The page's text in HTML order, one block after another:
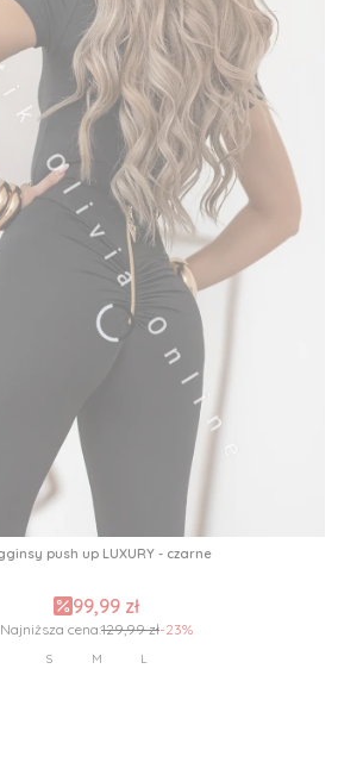
push up LUXURY - czarne
99,99 zł
Najniższa cena:129,99 zł-23%
S M L